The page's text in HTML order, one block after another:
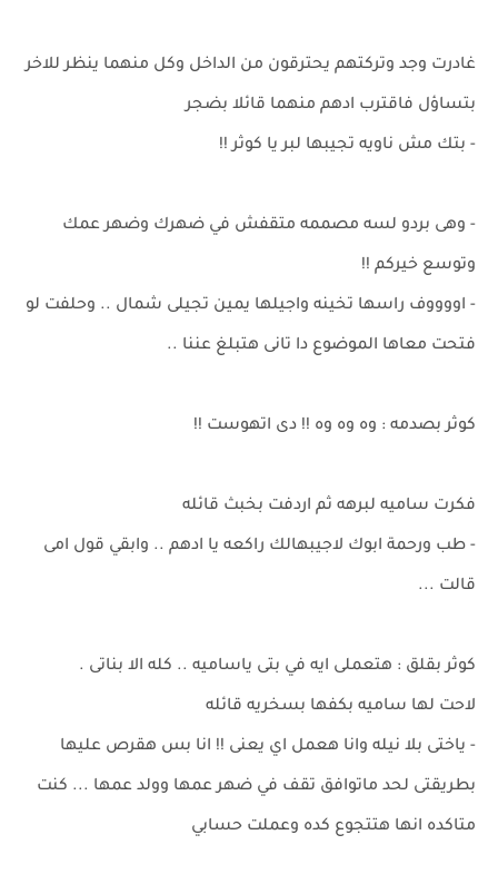
غادرت وجد وتركتهم يحترقون من الداخل وكل منهما ينظر للاخر
بتساؤل فاقترب ادهم منهما قائلا بضجر
- بتك مش ناويه تجيبها لبر يا كوثر !!
- وهى بردو لسه مصممه متقفش في ضهرك وضهر عمك
وتوسع خيركم !!
- اووووف راسها تخينه واجيلها يمين تجيلى شمال .. وحلفت لو
فتحت معاها الموضوع دا تانى هتبلغ عننا ..
كوثر بصدمه : وه وه وه !! دى اتهوست !!
فكرت ساميه لبرهه ثم اردفت بخبث قائله
- طب ورحمة ابوك لاجيبهالك راكعه يا ادهم .. وابقي قول امى
قالت ...
كوثر بقلق : هتعملى ايه في بتى ياساميه .. كله الا بناتى .
لاحت لها ساميه بكفها بسخريه قائله
- ياختى بلا نيله وانا هعمل اي يعنى !! انا بس هقرص عليها
بطريقتى لحد ماتوافق تقف في ضهر عمها وولد عمها ... كنت
متاكده انها هتتجوع كده وعملت حسابي